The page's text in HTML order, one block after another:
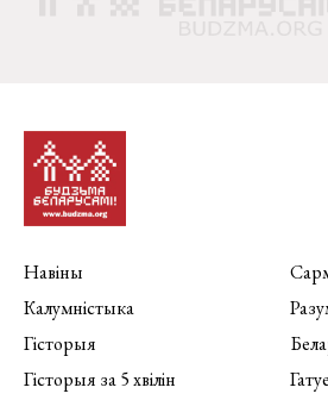
Навіны
Калумністыка
Гісторыя
Гісторыя за 5 хвілін